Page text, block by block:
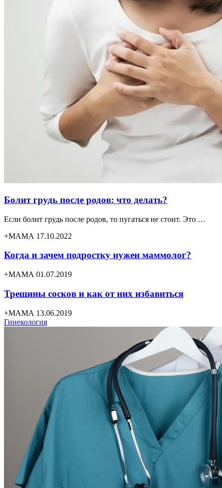
Болит грудь после родов: что делать?
Если болит грудь после родов, то пугаться не стоит. Это …
+МАМА 17.10.2022
Когда и зачем подростку нужен маммолог?
+МАМА 01.07.2019
Трещины сосков и как от них избавиться
+МАМА 13.06.2019
Гинекология